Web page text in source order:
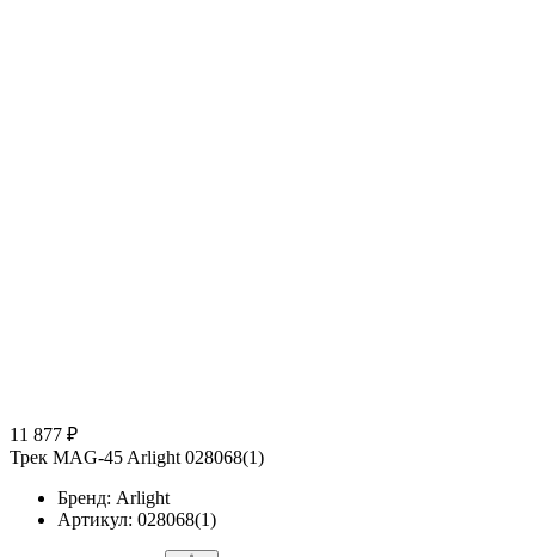
11 877 ₽
Трек MAG-45 Arlight 028068(1)
Бренд: Arlight
Артикул: 028068(1)